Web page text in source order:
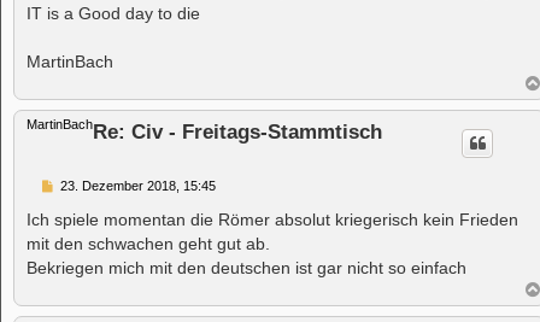
IT is a Good day to die
MartinBach
MartinBachRe: Civ - Freitags-Stammtisch
B
i
r
a
g
23. Dezember 2018, 15:45
Ich spiele momentan die Römer absolut kriegerisch kein Frieden
mit den schwachen geht gut ab.
Bekriegen mich mit den deutschen ist gar nicht so einfach